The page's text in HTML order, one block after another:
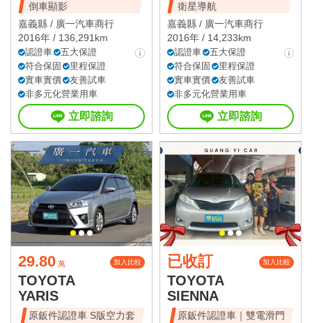
倒車顯影
嘉義縣 / 廣一汽車商行
2016年 / 136,291km
認證車
五大保證
符合保固
里程保證
實車實價
友善試車
非多元化營業用車
立即諮詢
衛星導航
嘉義縣 / 廣一汽車商行
2016年 / 14,233km
認證車
五大保證
符合保固
里程保證
實車實價
友善試車
非多元化營業用車
立即諮詢
29.80 萬 加入比較
TOYOTA
YARIS
原鈑件認證車 S版空力套
已收訂 加入比較
TOYOTA
SIENNA
原鈑件認證車｜雙電滑門